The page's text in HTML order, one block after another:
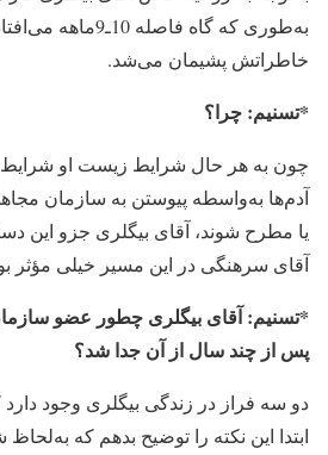
به‌طوری که گاه فاصله
خاطراتش پشیمان می‌شد.
*تسنیم: چرا؟
چون به هر حال شرایط زیست او
آدم‌ها به‌واسطه پیوستن به سازمان
یا مطرح شوند، آقای بیگلری جزو این
آقای سرهنگی در این مسیر خیلی مؤثر
*تسنیم: آقای بیگلری چطور عضو
پس از چند سال از آن جدا شد؟
دو سه فراز در زندگی بیگلری وجود
ابتدا این نکته را توضیح بدهم که